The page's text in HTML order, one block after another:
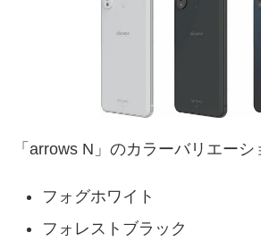
「arrows N」のカラーバリエーシ
フォグホワイト
フォレストブラック